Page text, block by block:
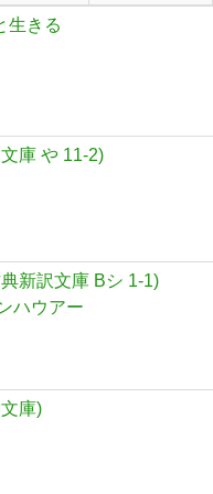
生きる
庫 や 11-2)
新訳文庫 Bシ 1-1)
ハウアー
庫)